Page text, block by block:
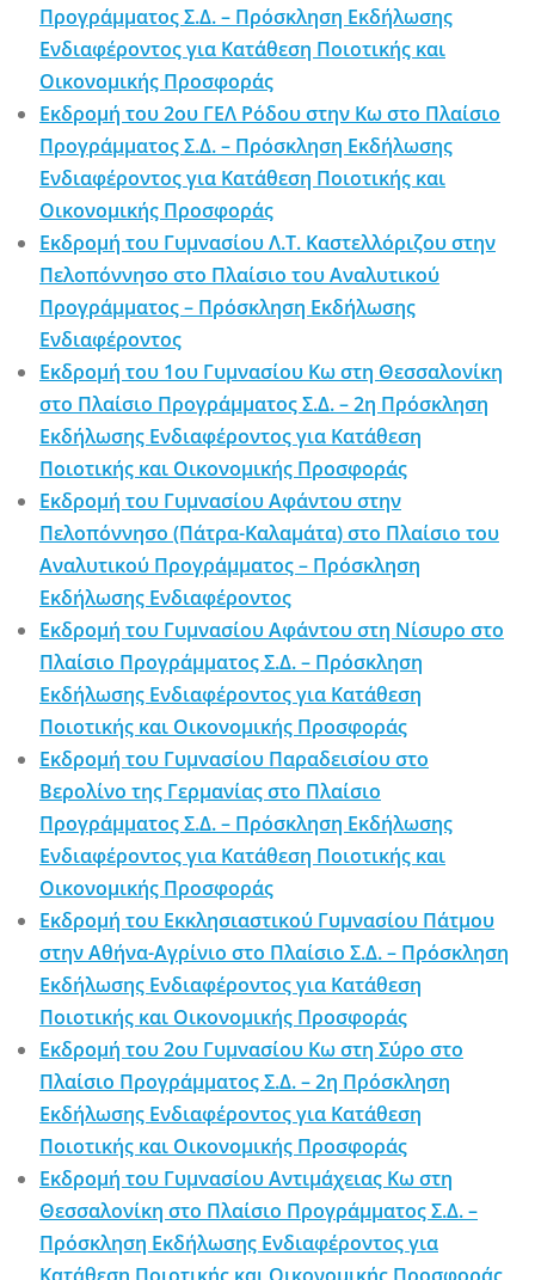
Προγράμματος Σ.Δ. – Πρόσκληση Εκδήλωσης
Ενδιαφέροντος για Κατάθεση Ποιοτικής και
Οικονομικής Προσφοράς
Εκδρομή του 2ου ΓΕΛ Ρόδου στην Κω στο Πλαίσιο
Προγράμματος Σ.Δ. – Πρόσκληση Εκδήλωσης
Ενδιαφέροντος για Κατάθεση Ποιοτικής και
Οικονομικής Προσφοράς
Εκδρομή του Γυμνασίου Λ.Τ. Καστελλόριζου στην
Πελοπόννησο στο Πλαίσιο του Αναλυτικού
Προγράμματος – Πρόσκληση Εκδήλωσης
Ενδιαφέροντος
Εκδρομή του 1ου Γυμνασίου Κω στη Θεσσαλονίκη
στο Πλαίσιο Προγράμματος Σ.Δ. – 2η Πρόσκληση
Εκδήλωσης Ενδιαφέροντος για Κατάθεση
Ποιοτικής και Οικονομικής Προσφοράς
Εκδρομή του Γυμνασίου Αφάντου στην
Πελοπόννησο (Πάτρα-Καλαμάτα) στο Πλαίσιο του
Αναλυτικού Προγράμματος – Πρόσκληση
Εκδήλωσης Ενδιαφέροντος
Εκδρομή του Γυμνασίου Αφάντου στη Νίσυρο στο
Πλαίσιο Προγράμματος Σ.Δ. – Πρόσκληση
Εκδήλωσης Ενδιαφέροντος για Κατάθεση
Ποιοτικής και Οικονομικής Προσφοράς
Εκδρομή του Γυμνασίου Παραδεισίου στο
Βερολίνο της Γερμανίας στο Πλαίσιο
Προγράμματος Σ.Δ. – Πρόσκληση Εκδήλωσης
Ενδιαφέροντος για Κατάθεση Ποιοτικής και
Οικονομικής Προσφοράς
Εκδρομή του Εκκλησιαστικού Γυμνασίου Πάτμου
στην Αθήνα-Αγρίνιο στο Πλαίσιο Σ.Δ. – Πρόσκληση
Εκδήλωσης Ενδιαφέροντος για Κατάθεση
Ποιοτικής και Οικονομικής Προσφοράς
Εκδρομή του 2ου Γυμνασίου Κω στη Σύρο στο
Πλαίσιο Προγράμματος Σ.Δ. – 2η Πρόσκληση
Εκδήλωσης Ενδιαφέροντος για Κατάθεση
Ποιοτικής και Οικονομικής Προσφοράς
Εκδρομή του Γυμνασίου Αντιμάχειας Κω στη
Θεσσαλονίκη στο Πλαίσιο Προγράμματος Σ.Δ. –
Πρόσκληση Εκδήλωσης Ενδιαφέροντος για